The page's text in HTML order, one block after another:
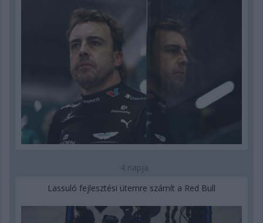
4 napja
Lassuló fejlesztési ütemre számít a Red Bull